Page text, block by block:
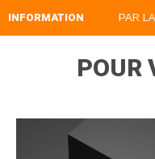
INFORMATION
DEVENEZ UN LION PAR LA
POUR